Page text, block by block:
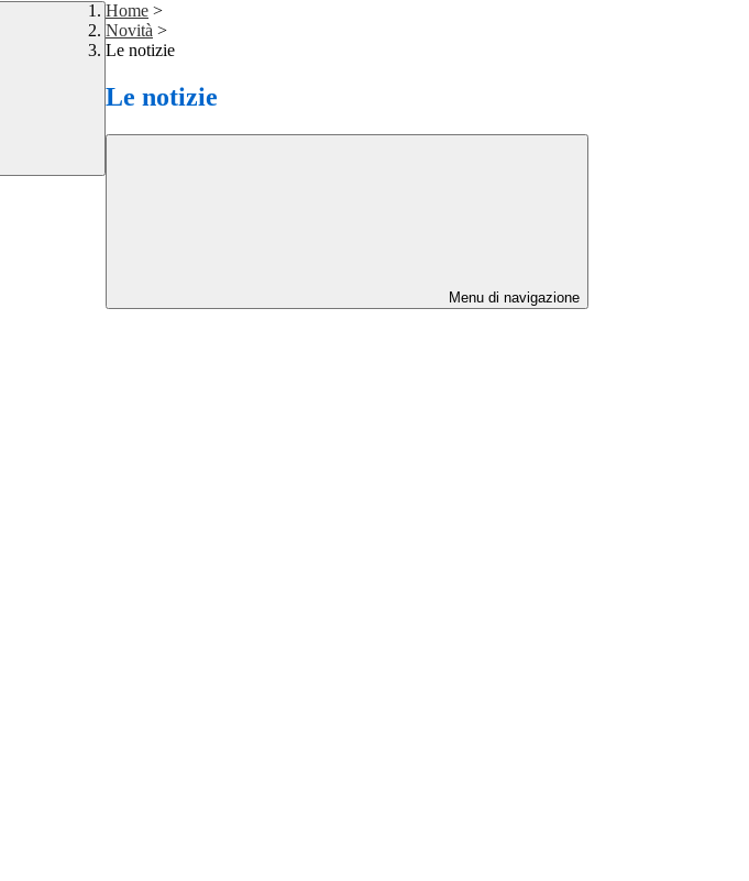
Home >
Novità >
Le notizie
Le notizie
Menu di navigazione